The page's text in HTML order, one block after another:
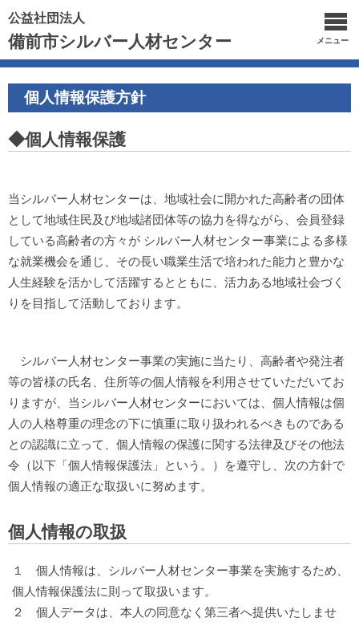
公益社団法人
備前市シルバー人材センター メニュー
個人情報保護方針
◆個人情報保護
当シルバー人材センターは、地域社会に開かれた高齢者の団体
として地域住民及び地域諸団体等の協力を得ながら、会員登録
している高齢者の方々が シルバー人材センター事業による多様
な就業機会を通じ、その長い職業生活で培われた能力と豊かな
人生経験を活かして活躍するとともに、活力ある地域社会づく
りを目指して活動しております。
シルバー人材センター事業の実施に当たり、高齢者や発注者
等の皆様の氏名、住所等の個人情報を利用させていただいてお
りますが、当シルバー人材センターにおいては、個人情報は個
人の人格尊重の理念の下に慎重に取り扱われるべきものである
との認識に立って、個人情報の保護に関する法律及びその他法
令（以下「個人情報保護法」という。）を遵守し、次の方針で
個人情報の適正な取扱いに努めます。
個人情報の取扱
１ 個人情報は、シルバー人材センター事業を実施するため、
個人情報保護法に則って取扱います。
２ 個人データは、本人の同意なく第三者へ提供いたしませ